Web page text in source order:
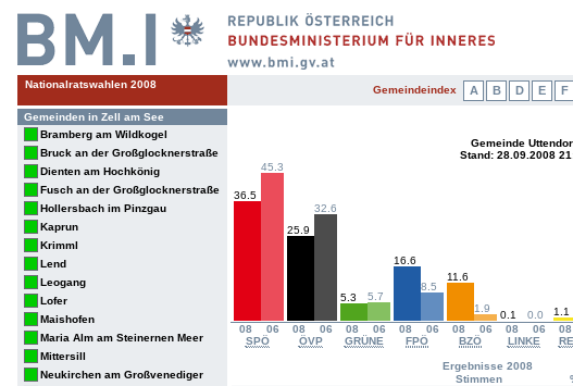
Nationalratswahlen 2008 Gemeindeindex A B D E F
Gemeinden in Zell am See
Bramberg am Wildkogel
Bruck an der Großglocknerstraße
Dienten am Hochkönig
Fusch an der Großglocknerstraße
Hollersbach im Pinzgau
Kaprun
Krimml
Lend
Leogang
Lofer
Maishofen
Maria Alm am Steinernen Meer
Mittersill
Neukirchen am Großvenediger
Gemeinde
Stand: 28.09.2008
08 06 08 06 08 06 08 06 08 06 08 06 08
SPÖ
ÖVP GRÜNE FPÖ BZÖ LINKE
36.5
45.3
25.9
32.6
5.3 5.7
16.6
8.5
11.6
1.9
0.1 0.0 1.1
Ergebnisse 2008
Stimmen